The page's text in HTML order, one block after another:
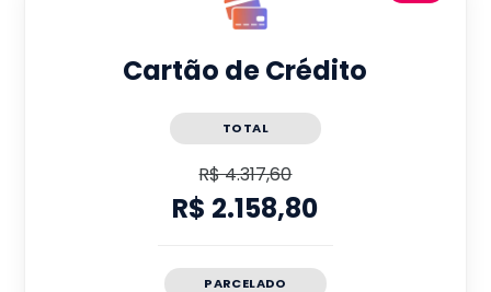
Cartão de Crédito
TOTAL
R$ 4.317,60
R$ 2.158,80
PARCELADO